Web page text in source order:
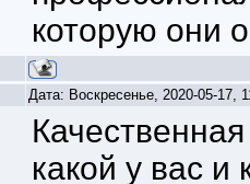
которую они
Дата: Воскресенье, 2020-05-17,
какой у вас и